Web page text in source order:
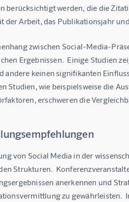
berücksichtigt werden, die die
der Arbeit, das Publikationsjahr
zwischen Social-Media-
Ergebnissen.  Einige Studien
andere keinen signifikanten
Studien, wie beispielsweise die
erschweren die
von Social Media in der
Strukturen.
anerkennen und
zu gewährleisten.